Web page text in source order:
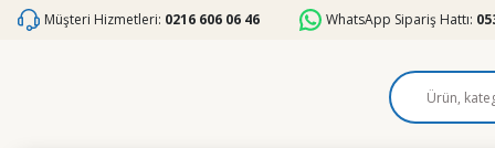
Müşteri Hizmetleri: 0216 606 06 46 WhatsApp Sipariş Hattı: